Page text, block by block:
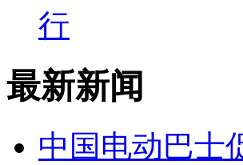
行
最新新闻
中国电动巴士